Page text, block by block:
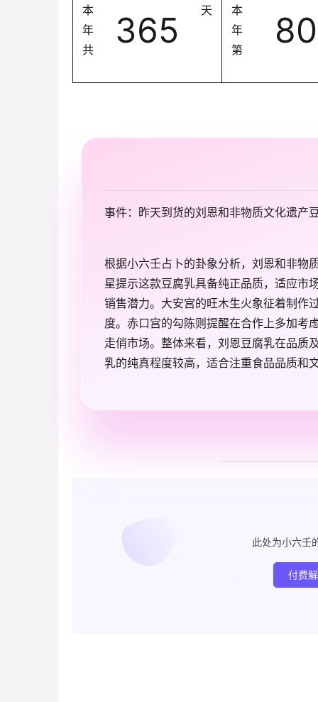
本
年
共
365 天
本
年
第
80
事件：昨天到货的刘恩和非物质文化遗产
根据小六壬占卜的卦象分析，刘恩和非物
星提示这款豆腐乳具备纯正品质，适应市
销售潜力。大安宫的旺木生火象征着制作
度。赤口宫的勾陈则提醒在合作上多加考
走俏市场。整体来看，刘恩豆腐乳在品质
乳的纯真程度较高，适合注重食品品质和
此处为小六壬
付费